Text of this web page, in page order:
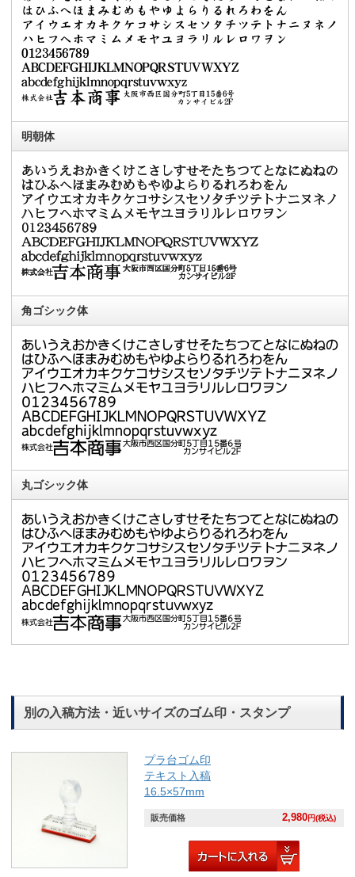
明朝体
角ゴシック体
丸ゴシック体
別の入稿方法・近いサイズのゴム印・スタンプ
プラ台ゴム印
テキスト入稿
16.5×57mm
販売価格 2,980円(税込)